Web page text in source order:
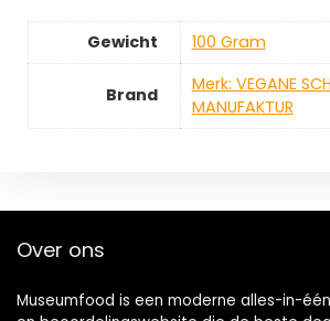
Gewicht ‎100 Gram
Brand
Merk: VEGANE
MANUFAKTUR
Over ons
Museumfood is een moderne alles-in-